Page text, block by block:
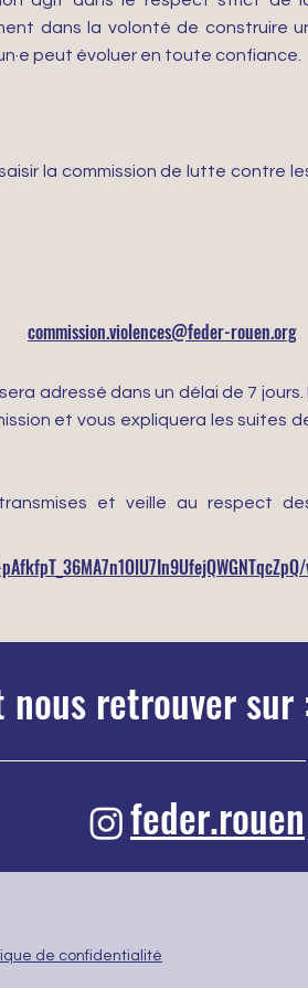
commission.violences@feder-rouen.org
dans la volonté de construire
peut évoluer en toute confiance.
la commission de lutte contre
adressé dans un délai de 7 jours. Il
et vous expliquera les suites
et veille au respect
nous retrouver sur
feder.rouen
de confidentialité